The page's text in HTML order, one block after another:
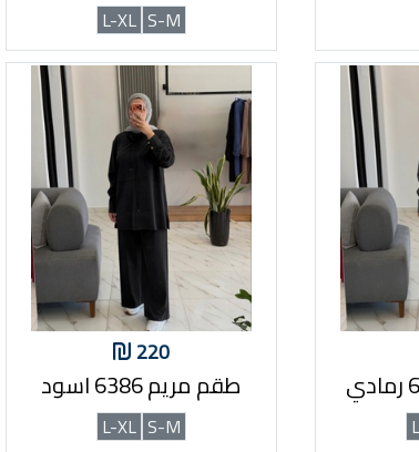
S-M
L-XL
220
طقم مريم 6386 اسود
S-M
L-XL